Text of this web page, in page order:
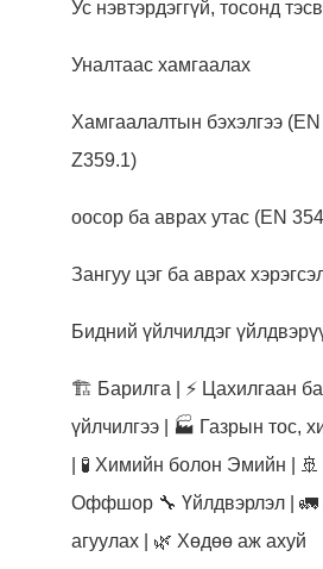
Ус нэвтэрдэггүй, тосонд
Уналтаас хамгаалах
Хамгаалалтын бэхэлгээ (EN
Z359.1)
оосор ба аврах утас (EN
Зангуу цэг ба аврах
Бидний үйлчилдэг
🏗 Барилга | ⚡ Цахилгаан
үйлчилгээ | 🏭 Газрын тос,
| 🧪 Химийн болон Эмийн |
Оффшор 🔧 Үйлдвэрлэл | 🚛
агуулах | 🌿 Хөдөө аж ахуй